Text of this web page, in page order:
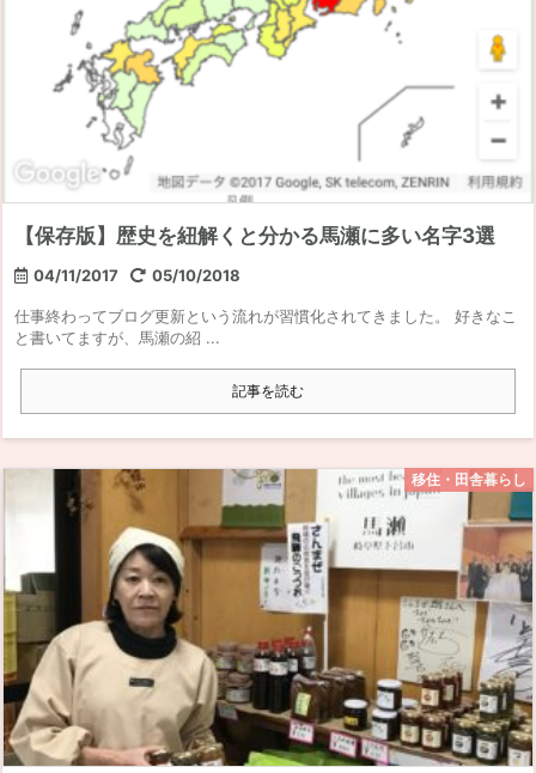
【保存版】歴史を紐解くと分かる馬瀬に多い名字3選
04/11/2017 05/10/2018
仕事終わってブログ更新という流れが習慣化されてきました。 好きなこ
と書いてますが、馬瀬の紹 ...
記事を読む
移住・田舎暮らし